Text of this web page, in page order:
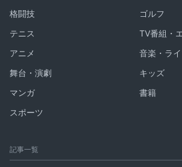
格闘技
ゴルフ
テニス
TV番組・
アニメ
音楽・ラ
舞台・演劇
キッズ
マンガ
書籍
スポーツ
記事一覧